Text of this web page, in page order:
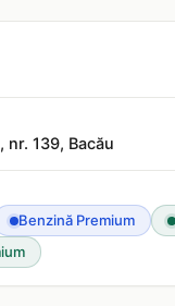
nr. 139, Bacău
Benzină Premium